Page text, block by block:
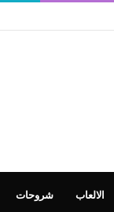
الالعاب شروحات